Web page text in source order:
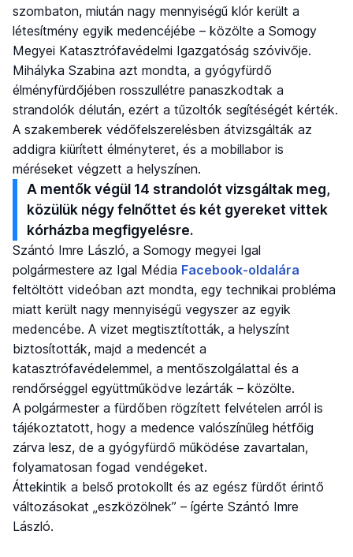
szombaton, miután nagy mennyiségű klór került a
létesítmény egyik medencéjébe – közölte a Somogy
Megyei Katasztrófavédelmi Igazgatóság szóvivője.
Mihályka Szabina azt mondta, a gyógyfürdő
élményfürdőjében rosszullétre panaszkodtak a
strandolók délután, ezért a tűzoltók segítéségét kérték.
A szakemberek védőfelszerelésben átvizsgálták az
addigra kiürített élményteret, és a mobillabor is
méréseket végzett a helyszínen.
A mentők végül 14 strandolót vizsgáltak meg,
közülük négy felnőttet és két gyereket vittek
kórházba megfigyelésre.
Szántó Imre László, a Somogy megyei Igal
polgármestere az Igal Média Facebook-oldalára
feltöltött videóban azt mondta, egy technikai probléma
miatt került nagy mennyiségű vegyszer az egyik
medencébe. A vizet megtisztították, a helyszínt
biztosították, majd a medencét a
katasztrófavédelemmel, a mentőszolgálattal és a
rendőrséggel együttműködve lezárták – közölte.
A polgármester a fürdőben rögzített felvételen arról is
tájékoztatott, hogy a medence valószínűleg hétfőig
zárva lesz, de a gyógyfürdő működése zavartalan,
folyamatosan fogad vendégeket.
Áttekintik a belső protokollt és az egész fürdőt érintő
változásokat „eszközölnek” – ígérte Szántó Imre
László.